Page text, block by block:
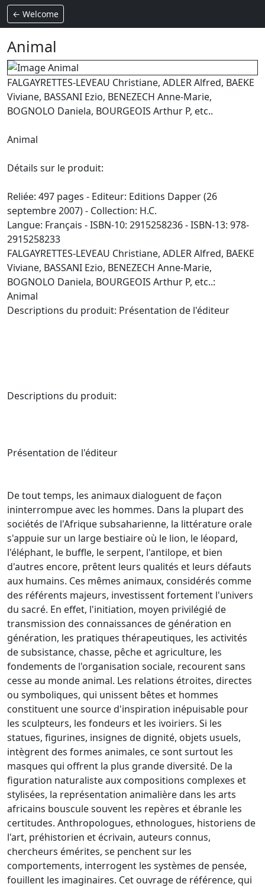
← Welcome
Animal
FALGAYRETTES-LEVEAU Christiane, ADLER Alfred, BAEKE
Viviane, BASSANI Ezio, BENEZECH Anne-Marie,
BOGNOLO Daniela, BOURGEOIS Arthur P, etc..
Animal
Détails sur le produit:
Reliée: 497 pages - Editeur: Editions Dapper (26
septembre 2007) - Collection: H.C.
Langue: Français - ISBN-10: 2915258236 - ISBN-13: 978-
2915258233
FALGAYRETTES-LEVEAU Christiane, ADLER Alfred, BAEKE
Viviane, BASSANI Ezio, BENEZECH Anne-Marie,
BOGNOLO Daniela, BOURGEOIS Arthur P, etc..:
Animal
Descriptions du produit: Présentation de l'éditeur
Descriptions du produit:
Présentation de l'éditeur
De tout temps, les animaux dialoguent de façon
ininterrompue avec les hommes. Dans la plupart des
sociétés de l'Afrique subsaharienne, la littérature orale
s'appuie sur un large bestiaire où le lion, le léopard,
l'éléphant, le buffle, le serpent, l'antilope, et bien
d'autres encore, prêtent leurs qualités et leurs défauts
aux humains. Ces mêmes animaux, considérés comme
des référents majeurs, investissent fortement l'univers
du sacré. En effet, l'initiation, moyen privilégié de
transmission des connaissances de génération en
génération, les pratiques thérapeutiques, les activités
de subsistance, chasse, pêche et agriculture, les
fondements de l'organisation sociale, recourent sans
cesse au monde animal. Les relations étroites, directes
ou symboliques, qui unissent bêtes et hommes
constituent une source d'inspiration inépuisable pour
les sculpteurs, les fondeurs et les ivoiriers. Si les
statues, figurines, insignes de dignité, objets usuels,
intègrent des formes animales, ce sont surtout les
masques qui offrent la plus grande diversité. De la
figuration naturaliste aux compositions complexes et
stylisées, la représentation animalière dans les arts
africains bouscule souvent les repères et ébranle les
certitudes. Anthropologues, ethnologues, historiens de
l'art, préhistorien et écrivain, auteurs connus,
chercheurs émérites, se penchent sur les
comportements, interrogent les systèmes de pensée,
fouillent les imaginaires. Cet ouvrage de référence, qui